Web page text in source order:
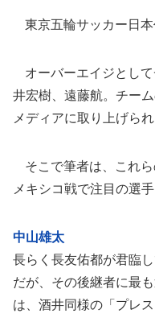
東京五輪サッカー日本
オーバーエイジとし
井宏樹、遠藤航。チー
メディアに取り上げら
そこで筆者は、これら
メキシコ戦で注目の選手
中山雄太
長らく長友佑都が君臨
だが、その後継者に最
は、酒井同様の「プレ